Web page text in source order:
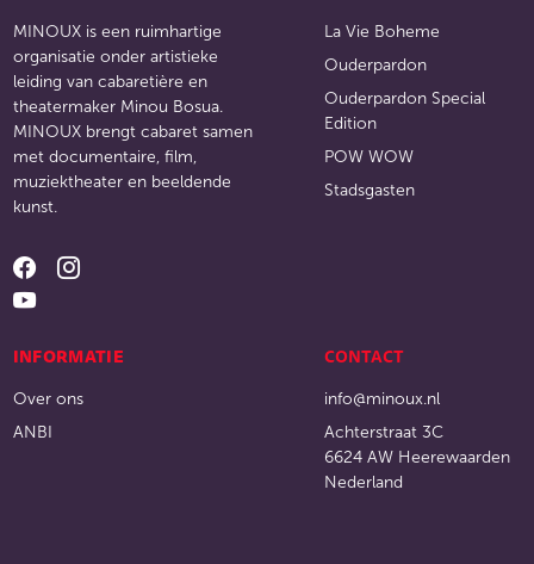
MINOUX is een ruimhartige
organisatie onder artistieke
leiding van cabaretière en
theatermaker Minou Bosua.
MINOUX brengt cabaret samen
met documentaire, film,
muziektheater en beeldende
kunst.
La Vie Boheme
Ouderpardon
Ouderpardon Special
Edition
POW WOW
Stadsgasten
INFORMATIE
Over ons
ANBI
CONTACT
info@minoux.nl
Achterstraat 3C
6624 AW Heerewaarden
Nederland